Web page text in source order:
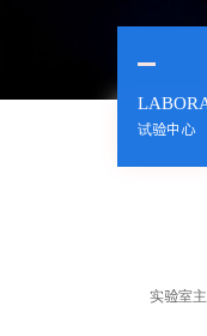
试验中心
实验室